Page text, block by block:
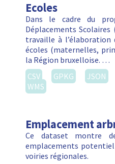
Ecoles
Dans le cadre du
Déplacements
travaille à l’élaboration
écoles (maternelles,
la Région bruxelloise. …
CSV
GPKG JSON
WMS
Emplacement
Ce dataset montre
emplacements potentiel
voiries régionales.